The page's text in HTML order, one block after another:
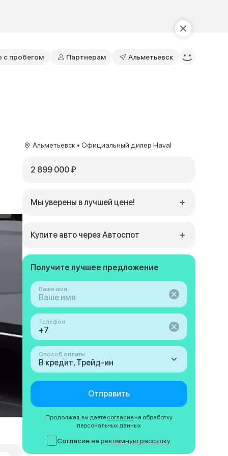
с пробегом Партнерам Альметьевск
Альметьевск • Официальный дилер Haval
2 899 000 ₽
Мы уверены в лучшей цене!
Купите авто через Автоспот
Получите лучшее предложение
Ваше имя
Телефон
Способ оплаты
В кредит, Трейд-ин
Отправить
Продолжая, вы даете согласие на обработку
персональных данных
Согласие нарекламную рассылку